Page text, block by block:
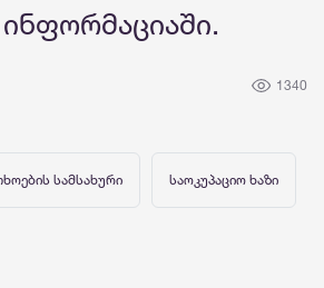
1340
სამსახური საოკუპაციო ხაზი